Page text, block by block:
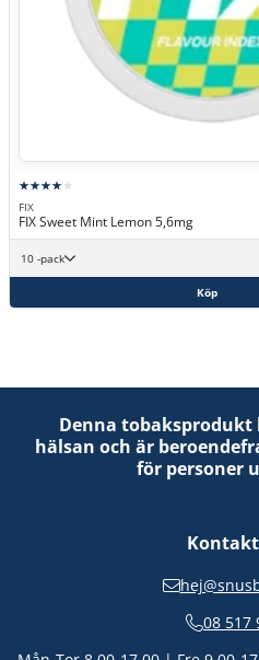
FIX
FIX Sweet Mint Lemon 5,6mg
10 -pack
Köp
Denna
hälsan och är
för personer
08 517